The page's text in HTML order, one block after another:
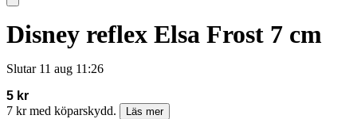
Disney reflex Elsa Frost 7 cm
Slutar 11 aug 11:26
5 kr
7 kr med köparskydd.
Läs mer